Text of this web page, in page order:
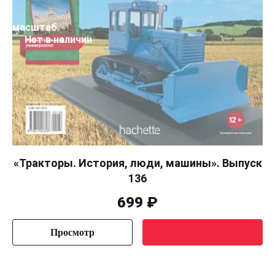
масштаб
Нет в наличии
«Тракторы. История, люди, машины». Выпуск
136
699 ₽
Просмотр